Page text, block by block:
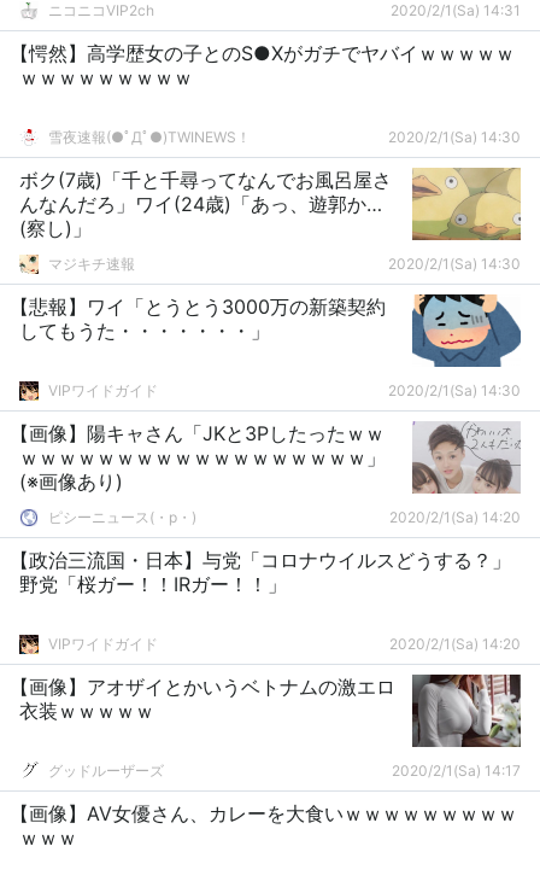
ニコニコVIP2ch 2020/2/1(Sa) 14:31
【愕然】高学歴女の子とのS●Xがガチでヤバイｗｗｗｗｗ
ｗｗｗｗｗｗｗｗｗ
雪夜速報(●ﾟДﾟ●)TWINEWS！ 2020/2/1(Sa) 14:30
ボク(7歳)「千と千尋ってなんでお風呂屋さ
んなんだろ」ワイ(24歳)「あっ、遊郭か…
(察し)」
マジキチ速報 2020/2/1(Sa) 14:30
【悲報】ワイ「とうとう3000万の新築契約
してもうた・・・・・・・」
VIPワイドガイド 2020/2/1(Sa) 14:30
【画像】陽キャさん「JKと3Pしたったｗｗ
ｗｗｗｗｗｗｗｗｗｗｗｗｗｗｗｗｗｗ」
(※画像あり)
ピシーニュース(・p・)ゞ 2020/2/1(Sa) 14:20
【政治三流国・日本】与党「コロナウイルスどうする？」
野党「桜ガー！！IRガー！！」
VIPワイドガイド 2020/2/1(Sa) 14:20
【画像】アオザイとかいうベトナムの激エロ
衣装ｗｗｗｗｗ
グッドルーザーズ 2020/2/1(Sa) 14:17
【画像】AV女優さん、カレーを大食いｗｗｗｗｗｗｗｗｗ
ｗｗｗ